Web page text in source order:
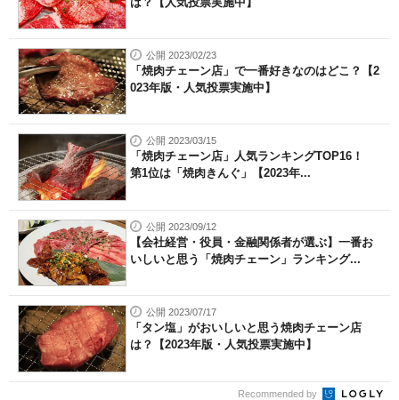
公開 2023/02/23
「焼肉チェーン店」で一番好きなのはどこ？【2
023年版・人気投票実施中】
公開 2023/03/15
「焼肉チェーン店」人気ランキングTOP16！
第1位は「焼肉きんぐ」【2023年...
公開 2023/09/12
【会社経営・役員・金融関係者が選ぶ】一番お
いしいと思う「焼肉チェーン」ランキング...
公開 2023/07/17
「タン塩」がおいしいと思う焼肉チェーン店
は？【2023年版・人気投票実施中】
Recommended by